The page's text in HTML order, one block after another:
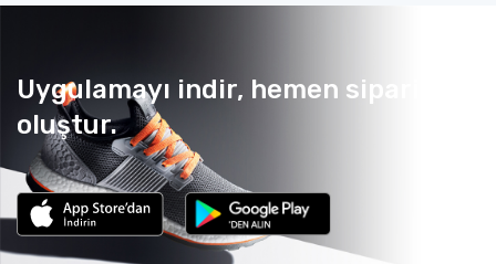
Uygulamayı indir, hemen sipariş
oluştur.